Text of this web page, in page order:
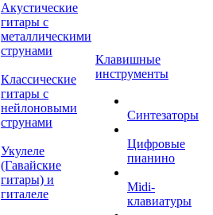
Акустические
гитары с
металлическими
струнами
Классические
гитары с
нейлоновыми
струнами
Укулеле
(Гавайские
гитары) и
гиталеле
Клавишные
инструменты
Синтезаторы
Цифровые
пианино
Midi-
клавиатуры